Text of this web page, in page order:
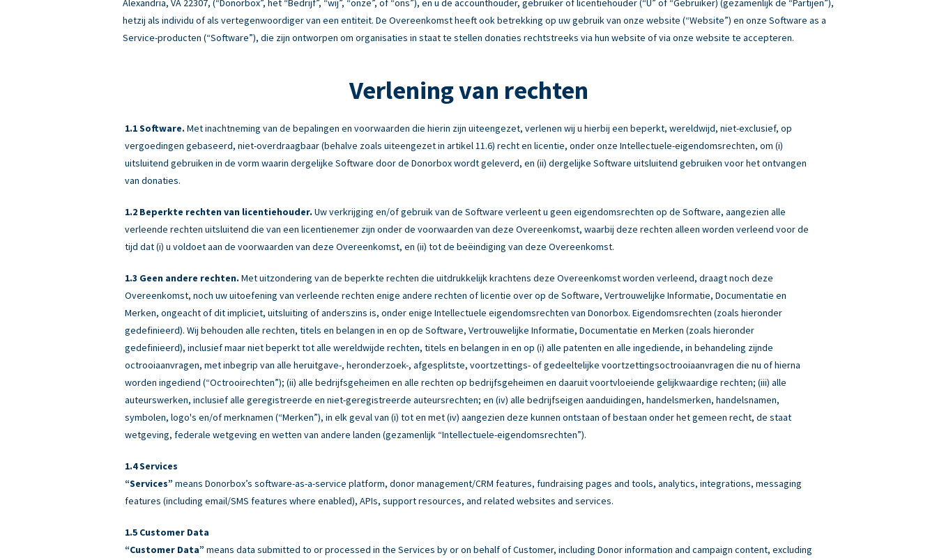
Alexandria, VA 22307, (“Donorbox”, het “Bedrijf”, “wij”, “onze”, of “ons”), en u de accounthouder, gebruiker of licentiehouder (“U” of “Gebruiker) (gezamenlijk de “Partijen”),
hetzij als individu of als vertegenwoordiger van een entiteit. De Overeenkomst heeft ook betrekking op uw gebruik van onze website (“Website”) en onze Software as a
Service-producten (“Software”), die zijn ontworpen om organisaties in staat te stellen donaties rechtstreeks via hun website of via onze website te accepteren.
Verlening van rechten
Software. Met inachtneming van de bepalingen en voorwaarden die hierin zijn uiteengezet, verlenen wij u hierbij een beperkt, wereldwijd, niet-exclusief, op
vergoedingen gebaseerd, niet-overdraagbaar (behalve zoals uiteengezet in artikel 11.6) recht en licentie, onder onze Intellectuele-eigendomsrechten, om (i)
uitsluitend gebruiken in de vorm waarin dergelijke Software door de Donorbox wordt geleverd, en (ii) dergelijke Software uitsluitend gebruiken voor het ontvangen
van donaties.
Beperkte rechten van licentiehouder. Uw verkrijging en/of gebruik van de Software verleent u geen eigendomsrechten op de Software, aangezien alle
verleende rechten uitsluitend die van een licentienemer zijn onder de voorwaarden van deze Overeenkomst, waarbij deze rechten alleen worden verleend voor de
tijd dat (i) u voldoet aan de voorwaarden van deze Overeenkomst, en (ii) tot de beëindiging van deze Overeenkomst.
Geen andere rechten. Met uitzondering van de beperkte rechten die uitdrukkelijk krachtens deze Overeenkomst worden verleend, draagt noch deze
Overeenkomst, noch uw uitoefening van verleende rechten enige andere rechten of licentie over op de Software, Vertrouwelijke Informatie, Documentatie en
Merken, ongeacht of dit impliciet, uitsluiting of anderszins is, onder enige Intellectuele eigendomsrechten van Donorbox. Eigendomsrechten (zoals hieronder
gedefinieerd). Wij behouden alle rechten, titels en belangen in en op de Software, Vertrouwelijke Informatie, Documentatie en Merken (zoals hieronder
gedefinieerd), inclusief maar niet beperkt tot alle wereldwijde rechten, titels en belangen in en op (i) alle patenten en alle ingediende, in behandeling zijnde
octrooiaanvragen, met inbegrip van alle heruitgave-, heronderzoek-, afgesplitste, voortzettings- of gedeeltelijke voortzettingsoctrooiaanvragen die nu of hierna
worden ingediend (“Octrooirechten”); (ii) alle bedrijfsgeheimen en alle rechten op bedrijfsgeheimen en daaruit voortvloeiende gelijkwaardige rechten; (iii) alle
auteurswerken, inclusief alle geregistreerde en niet-geregistreerde auteursrechten; en (iv) alle bedrijfseigen aanduidingen, handelsmerken, handelsnamen,
symbolen, logo's en/of merknamen (“Merken”), in elk geval van (i) tot en met (iv) aangezien deze kunnen ontstaan of bestaan onder het gemeen recht, de staat
wetgeving, federale wetgeving en wetten van andere landen (gezamenlijk “Intellectuele-eigendomsrechten”).
Services
“Services” means Donorbox’s software-as-a-service platform, donor management/CRM features, fundraising pages and tools, analytics, integrations, messaging
features (including email/SMS features where enabled), APIs, support resources, and related websites and services.
Customer Data
“Customer Data” means data submitted to or processed in the Services by or on behalf of Customer, including Donor information and campaign content, excluding